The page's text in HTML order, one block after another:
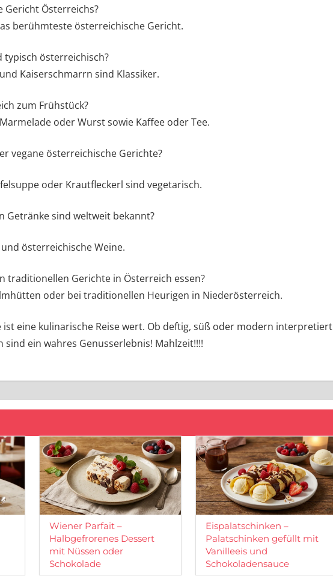
Gericht Österreichs?
berühmteste österreichische Gericht.
typisch österreichisch?
Kaiserschmarrn sind Klassiker.
zum Frühstück?
oder Wurst sowie Kaffee oder Tee.
vegane österreichische Gerichte?
oder Krautfleckerl sind vegetarisch.
Getränke sind weltweit bekannt?
österreichische Weine.
traditionellen Gerichte in Österreich essen?
oder bei traditionellen Heurigen in Niederösterreich.
ist eine kulinarische Reise wert. Ob deftig, süß oder modern interpretiert
sind ein wahres Genusserlebnis! Mahlzeit!!!!
Wiener Parfait –
Halbgefrorenes Dessert
mit Nüssen oder
Schokolade
Eispalatschinken –
Palatschinken gefüllt mit
Vanilleeis und
Schokoladensauce